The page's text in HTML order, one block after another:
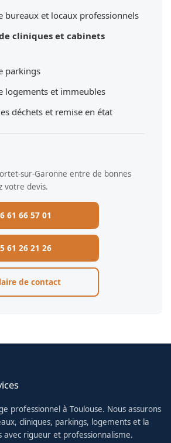
bureaux et locaux professionnels
cliniques et cabinets
parkings
logements et immeubles
déchets et remise en état
sur-Garonne entre de bonnes
votre devis.
61 66 57 01
61 26 21 26
de contact
professionnel à Toulouse. Nous assurons
cliniques, parkings, logements et la
avec rigueur et professionnalisme.